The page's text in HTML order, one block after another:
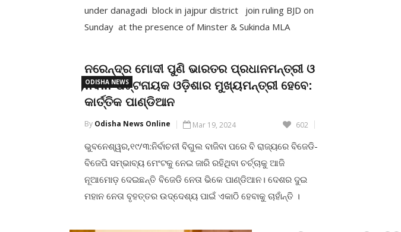
under danagadi block in jajpur district join ruling BJD on
Sunday at the presence of Minster & Sukinda MLA
strengthen the hand of Chief Minister Naveen
CONTINUE READING
ODISHA NEWS
ନରେନ୍ଦ୍ର ମୋଦୀ ପୁଣି ଭାରତର ପ୍ରଧାନମନ୍ତ୍ରୀ ଓ
ନବୀନ ପଟ୍ଟନାୟକ ଓଡ଼ିଶାର ମୁଖ୍ୟମନ୍ତ୍ରୀ ହେବେ:
କାର୍ତ୍ତିକ ପାଣ୍ଡିଆନ
By Odisha News Online Mar 19, 2024 602
ଭୁବନେଶ୍ୱର,୧୯/୩:ନିର୍ବାଚନୀ ବିଗୁଲ ବାଜିବା ପରେ ବି ରାଜ୍ୟରେ ବିଜେଡି-
ବିଜେପି ସମ୍ଭାବ୍ୟ ମେଂଟକୁ ନେଇ ଜାରି ରହିଥିବା ଚର୍ଚ୍ଚାକୁ ଆଜି
ନୂଆମୋଡ଼ ଦେଇଛନ୍ତି ବିଜେଡି ନେତା ଭିକେ ପାଣ୍ଡିଆନ। ଦେଶର ଦୁଇ
ମହାନ ନେତା ବୃହତ୍ତର ଉଦ୍ଦେଶ୍ୟ ପାଇଁ ଏକାଠି ହେବାକୁ ଚାହାଁନ୍ତି ।
ପାଇଁ ବିଜେଡି କିମ୍ବା ବିଜେପି ଉଭୟଙ୍କୁ ମେଂଟର ଆବଶ୍ୟକତା ନାହିଁ